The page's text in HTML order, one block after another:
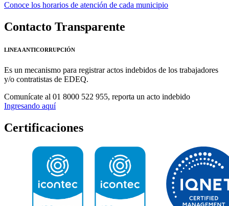
Conoce los horarios de atención de cada municipio
Contacto Transparente
LINEA ANTICORRUPCIÓN
Es un mecanismo para registrar actos indebidos de los trabajadores
y/o contratistas de EDEQ.
Comunícate al 01 8000 522 955, reporta un acto indebido
Ingresando aquí
Certificaciones